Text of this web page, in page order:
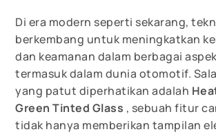
Di era modern seperti sekarang,
berkembang untuk meningkatkan
dan keamanan dalam berbagai
termasuk dalam dunia otomotif.
yang patut diperhatikan adalah
Green Tinted Glass , sebuah fitur
tidak hanya memberikan tampilan